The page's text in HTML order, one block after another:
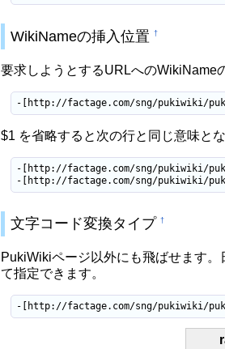
WikiNameの挿入位置 †
要求しようとするURLへのWikiName
-[http://factage.com/sng/pukiwiki/
$1 を省略すると次の行と同じ意味と
-[http://factage.com/sng/pukiwiki/
-[http://factage.com/sng/pukiwiki/
文字コード変換タイプ †
PukiWikiページ以外にも飛ばせます
て指定できます。
-[http://factage.com/sng/pukiwiki/